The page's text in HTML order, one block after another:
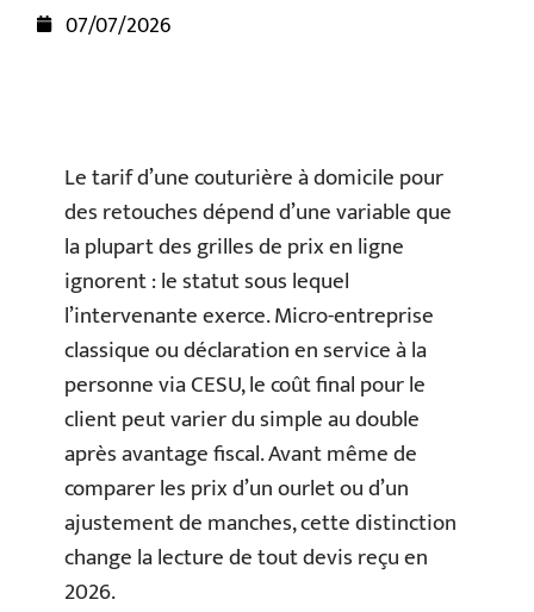
07/07/2026
Le tarif d’une couturière à domicile pour
des retouches dépend d’une variable que
la plupart des grilles de prix en ligne
ignorent : le statut sous lequel
l’intervenante exerce. Micro-entreprise
classique ou déclaration en service à la
personne via CESU, le coût final pour le
client peut varier du simple au double
après avantage fiscal. Avant même de
comparer les prix d’un ourlet ou d’un
ajustement de manches, cette distinction
change la lecture de tout devis reçu en
2026.